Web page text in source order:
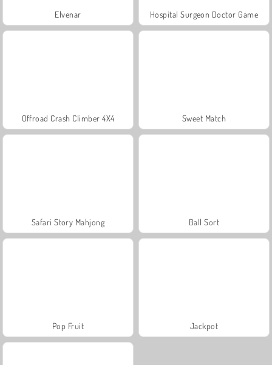
Elvenar Hospital Surgeon Doctor Game
Offroad Crash Climber 4X4 Sweet Match
Safari Story Mahjong Ball Sort
Pop Fruit Jackpot